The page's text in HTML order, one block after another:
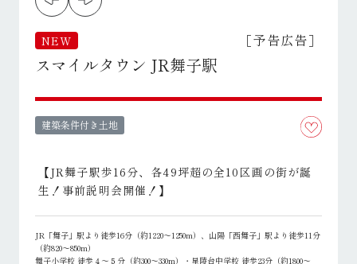
NEW ［予告広告］
スマイルタウン JR舞子駅
建築条件付き土地
【JR舞子駅歩16分、各49坪超の全10区画の街が誕
生！事前説明会開催！】
JR「舞子」駅より徒歩16分（約1220～1250m）、山陽「西舞子」駅より徒歩11分
（約820～850m）
舞子小学校 徒歩４～５分（約300～330m）・星陵台中学校 徒歩23分（約1800～